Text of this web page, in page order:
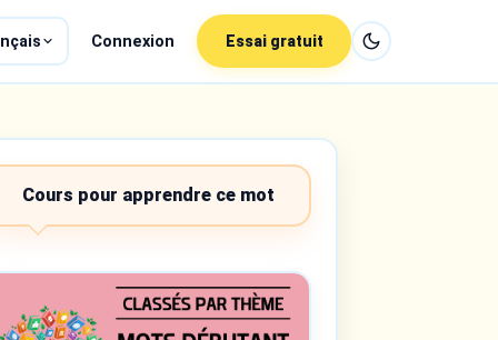
Connexion Essai gratuit
Cours pour apprendre ce mot